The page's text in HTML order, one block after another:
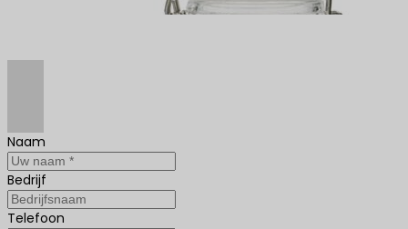
Naam
Bedrijf
Telefoon